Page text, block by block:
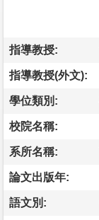
指導教授:
指導教授(外文):
學位類別:
校院名稱:
系所名稱:
論文出版年:
語文別: